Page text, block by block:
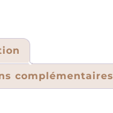
complémentaires